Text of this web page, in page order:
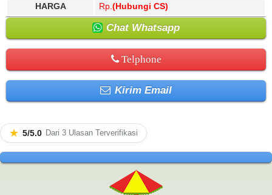
HARGA Rp. (Hubungi CS)
Chat Whatsapp
Telphone
Kirim Email
★ 5/5.0 Dari 3 Ulasan Terverifikasi